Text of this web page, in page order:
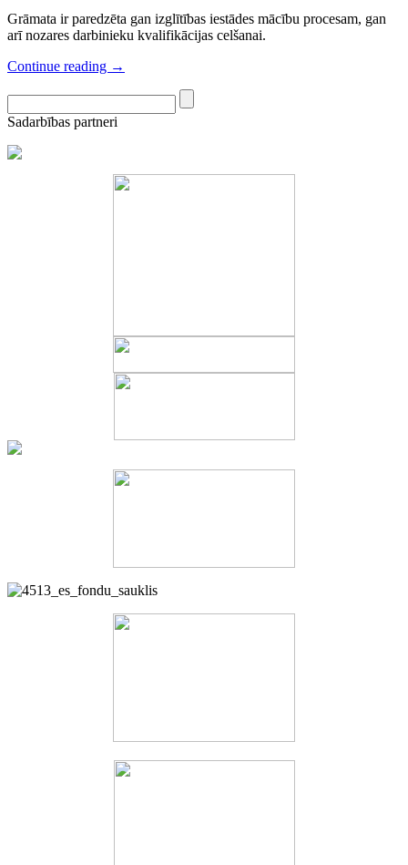
Grāmata ir paredzēta gan izglītības iestādes mācību procesam, gan
arī nozares darbinieku kvalifikācijas celšanai.
Continue reading →
Sadarbības partneri